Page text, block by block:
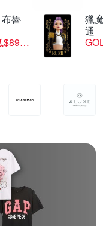
魯
全網最低$8999
獵
通